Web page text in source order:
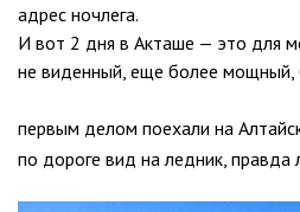
адрес ночлега.
И вот 2 дня в Акташе — это для
не виденный, еще более мощный,
первым делом поехали на
по дороге вид на ледник, правда